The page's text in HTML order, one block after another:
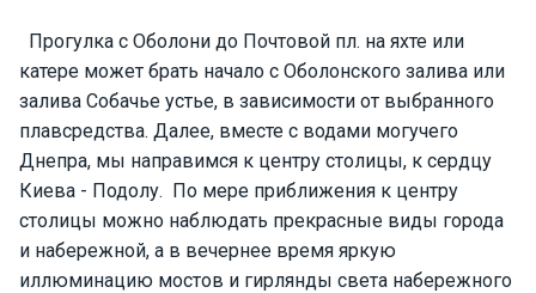
Прогулка с Оболони до Почтовой пл. на яхте или
катере может брать начало с Оболонского залива или
залива Собачье устье, в зависимости от выбранного
плавсредства. Далее, вместе с водами могучего
Днепра, мы направимся к центру столицы, к сердцу
Киева - Подолу. По мере приближения к центру
столицы можно наблюдать прекрасные виды города
и набережной, а в вечернее время яркую
иллюминацию мостов и гирлянды света набережного
М
т
о
р
н
ы
е
я
х